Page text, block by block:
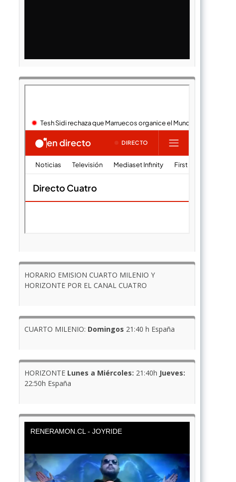
HORARIO EMISION CUARTO MILENIO Y
HORIZONTE POR EL CANAL CUATRO
CUARTO MILENIO: Domingos 21:40 h España
HORIZONTE Lunes a Miércoles: 21:40h Jueves:
22:50h España